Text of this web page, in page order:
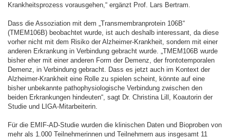
Krankheitsprozess vorausgehen,“ ergänzt Prof. Lars Bertram.
Dass die Assoziation mit dem „Transmembranprotein 106B“
(TMEM106B) beobachtet wurde, ist auch deshalb interessant, da diese
vorher nicht mit dem Risiko der Alzheimer-Krankheit, sondern mit einer
anderen Erkrankung in Verbindung gebracht wurde. „TMEM106B wurde
bisher eher mit einer anderen Form der Demenz, der frontotemporalen
Demenz, in Verbindung gebracht. Dass es jetzt auch im Kontext der
Alzheimer-Krankheit eine Rolle zu spielen scheint, könnte auf eine
bisher unbekannte pathophysiologische Verbindung zwischen den
beiden Erkrankungen hindeuten“, sagt Dr. Christina Lill, Koautorin der
Studie und LIGA-Mitarbeiterin.
Für die EMIF-AD-Studie wurden die klinischen Daten und Bioproben von
mehr als 1.000 Teilnehmerinnen und Teilnehmern aus insgesamt 11